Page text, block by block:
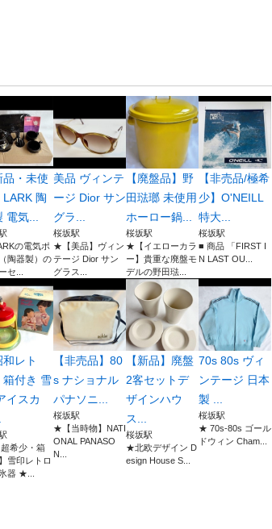
品・未使
LARK 陶
電気...
の電気ポ
陶器製）の
セ...
美品 ヴィンテ
ージ Dior サン
グラ...
桜坂駅
★【美品】ヴィン
テージ Dior サン
グラス...
【廃盤品】野
田琺瑯 未使用
ホーロー鍋...
桜坂駅
★【イエローカラ
ー】貴重な廃盤モ
デルの野田琺...
【非売品/極希
少】O'NEILL
特大...
桜坂駅
■ 商品 「FIRST I
N LAST OU...
和レト
箱付き 雪
イスカ
希少・箱
雪印レトロ
器 ★...
【非売品】80
s ナショナル
パナソニ...
桜坂駅
★【当時物】NATI
ONAL PANASO
N...
【新品】廃盤
2客セットデ
ザインハウ
ス...
桜坂駅
★北欧デザイン D
esign House S...
70s 80s ヴィ
ンテージ 日本
製 ...
桜坂駅
★ 70s-80s ゴール
ドウィン Cham...